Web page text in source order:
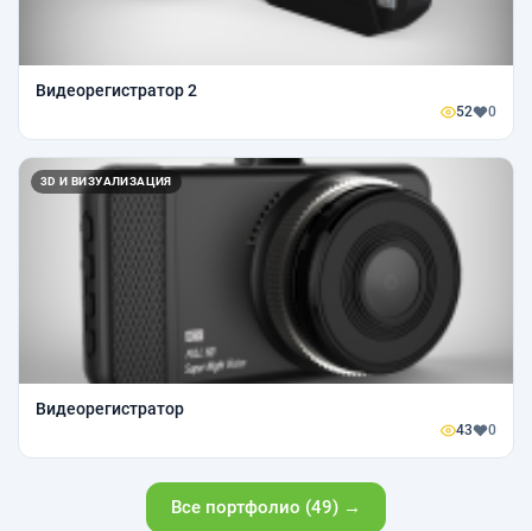
Видеорегистратор 2
52 0
3D И ВИЗУАЛИЗАЦИЯ
Видеорегистратор
43 0
Все портфолио (49) →